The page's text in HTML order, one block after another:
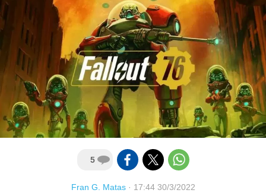
5
Fran G. Matas· 17:44 30/3/2022